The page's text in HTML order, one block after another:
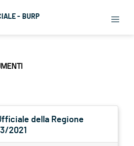
- BURP
della Regione
2021